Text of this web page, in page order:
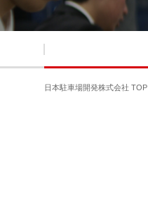
日本駐車場開発株式会社 TOP